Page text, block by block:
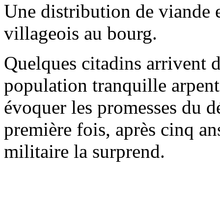
Une distribution de viande
villageois au bourg.
Quelques citadins arrivent
population tranquille
évoquer les promesses du
première fois, après cinq
militaire la surprend.